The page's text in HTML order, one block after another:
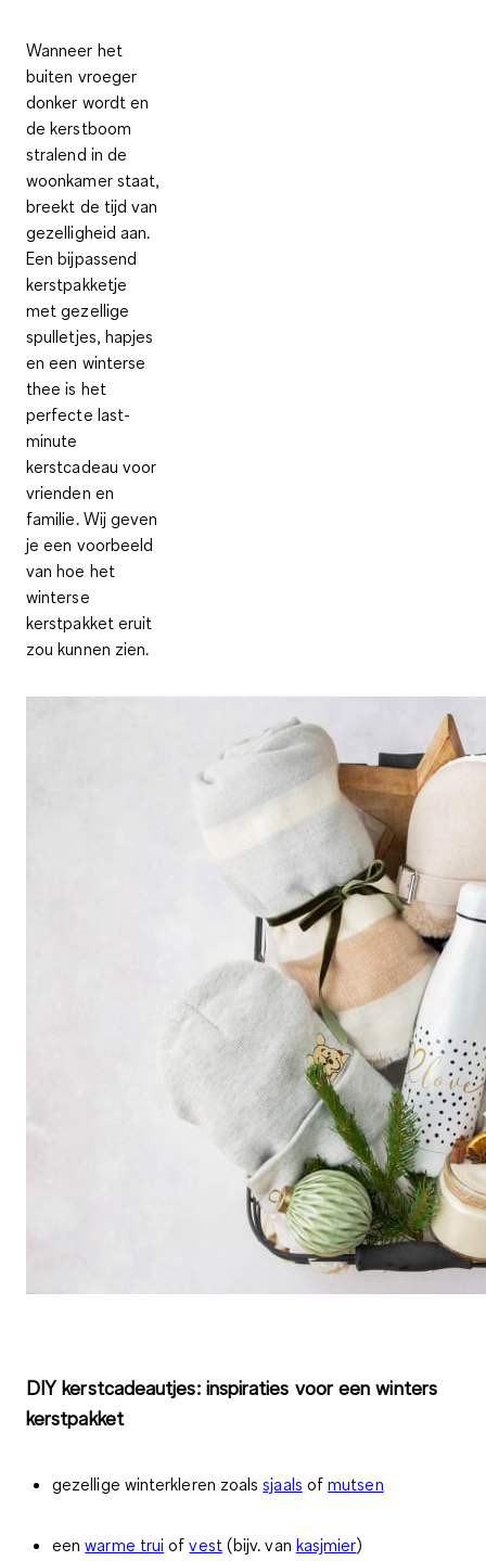
Wanneer het
buiten vroeger
donker wordt en
de kerstboom
stralend in de
woonkamer staat,
breekt de tijd van
gezelligheid aan.
Eenbijpassend
kerstpakketje
met gezellige
spulletjes, hapjes
en een winterse
thee is het
perfecte last-
minute
kerstcadeau voor
vrienden en
familie. Wij geven
je een voorbeeld
van hoe het
winterse
kerstpakket eruit
zou kunnen zien.
DIY kerstcadeautjes: inspiraties voor een winters
kerstpakket
gezellige winterkleren zoalssjaals ofmutsen
eenwarme trui ofvest(bijv. van kasjmier)